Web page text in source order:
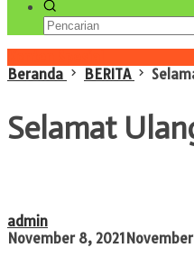
Beranda
BERITA
Selamat
admin
November 8, 2021